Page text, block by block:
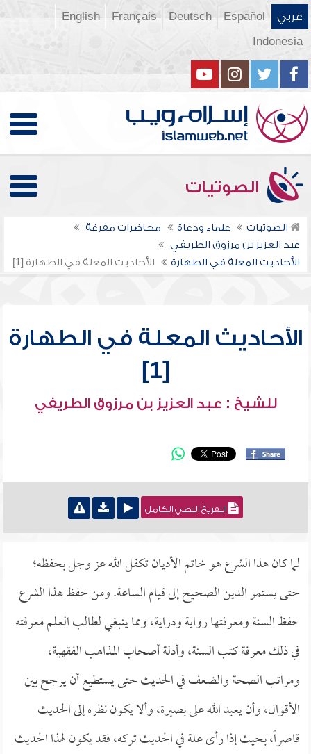
عربي Español
Deutsch
Français
English
Indonesia
الصوتيات
الصوتيات علماء ودعاة
محاضرات مفرغة
عبد العزيز بن مرزوق الطريفي
الأحاديث المعلة في الطهارة
الأحاديث المعلة في الطهارة [1]
الأحاديث المعلة في الطهارة
[1]
للشيخ : عبد العزيز بن مرزوق الطريفي
التفريغ النصي الكامل
لما كان هذا الشرع هو خاتم الأديان تكفل الله عز وجل بحفظه؛
حتى يستمر الدين الصحيح إلى قيام الساعة. ومن حفظ هذا الشرع
حفظ السنة ومعرفتها رواية ودراية، ومما ينبغي لطالب العلم معرفته
في ذلك معرفة كتب السنة، وأدلة أصحاب المذاهب الفقهية،
ومراتب الصحة والضعف في الحديث حتى يستطيع أن يرجح بين
الأقوال، وأن يعبد الله على بصيرة، وألا يكون نظره إلى الحديث
قاصراً، بحيث إذا رأى علة في الحديث تركه، فقد يكون لهذا الحديث